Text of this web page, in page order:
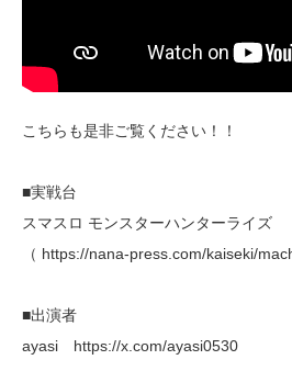
こちらも是非ご覧ください！！
■実戦台
スマスロ モンスターハンターライズ
（ https://nana-press.com/kaiseki/
■出演者
ayasi https://x.com/ayasi0530